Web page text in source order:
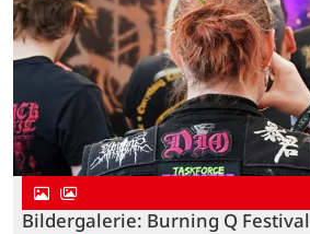
Bildergalerie: Burning Q Festival